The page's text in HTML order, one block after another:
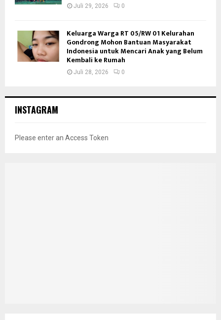
Juli 29, 2026 0
Keluarga Warga RT 05/RW 01 Kelurahan
Gondrong Mohon Bantuan Masyarakat
Indonesia untuk Mencari Anak yang Belum
Kembali ke Rumah
Juli 28, 2026 0
INSTAGRAM
Please enter an Access Token